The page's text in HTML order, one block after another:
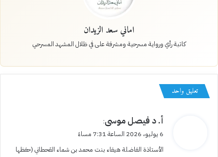
اماني سعد الزيدان
كاتبة رأي ورواية مسرحية ومشرفة على في ظلال المشهد المسرحي
تعليق واحد
ي
ل
أ. د فيصل موسى:
6 يوليو، 2026 الساعة 7:31 مساءً
الأستاذة الفاضلة هيفاء بنت محمد بن شماء القحطاني (حفظها